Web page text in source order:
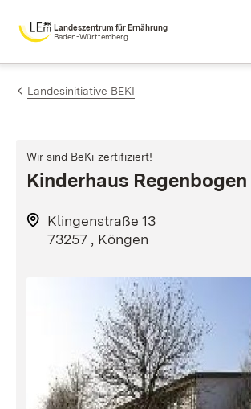
Zum Inhalt springen
Landeszentrum für Ernährung
Baden-Württemberg
Landesinitiative BEKI
Wir sind BeKi-zertifiziert!
Kinderhaus Regenbogen
Klingenstraße 13
73257 , Köngen